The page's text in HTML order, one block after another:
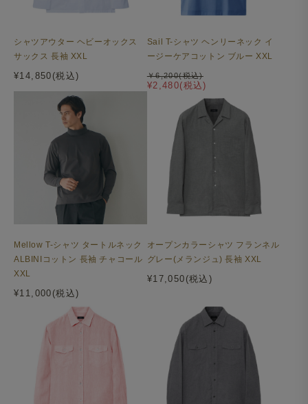
シャツアウター ヘビーオックス
サックス 長袖 XXL
¥14,850(税込)
Sail T-シャツ ヘンリーネック イ
ージーケアコットン ブルー XXL
¥2,480(税込)
￥6,200(税込)
Mellow T-シャツ タートルネック
ALBINIコットン 長袖 チャコール
XXL
¥11,000(税込)
オープンカラーシャツ フランネル
グレー(メランジュ) 長袖 XXL
¥17,050(税込)